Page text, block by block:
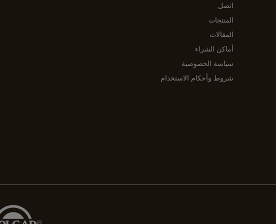
اتصل
المنتجات
المقالات
أماكن الشراء
سياسة الخصوصية
شروط وأحكام الاستخدام